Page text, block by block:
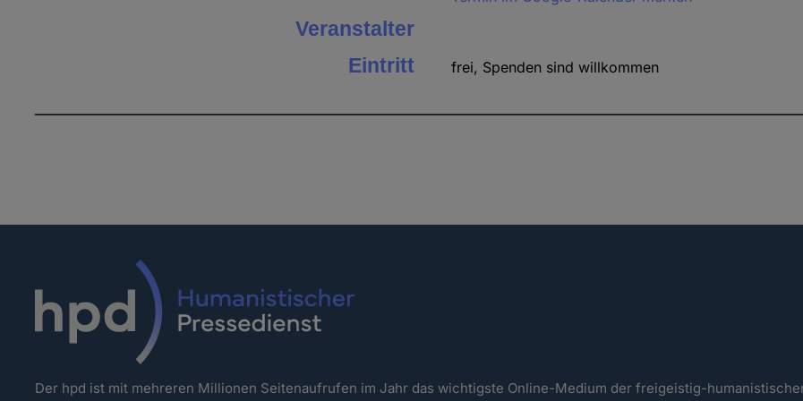
Veranstalter
Eintritt
frei, Spenden sind willkommen
Der hpd ist mit mehreren Millionen Seitenaufrufen im Jahr das wichtigste Online-Medium der freigeistig-